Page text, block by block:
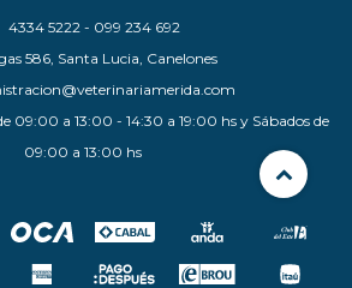
4334 5222 - 099 234 692
586, Santa Lucia, Canelones
09:00 a 13:00 - 14:30 a 19:00 hs y Sábados de
09:00 a 13:00 hs